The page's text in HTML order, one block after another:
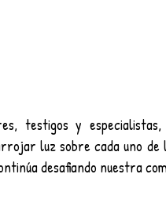
testigos y
luz sobre cada uno de
desafiando nuestra